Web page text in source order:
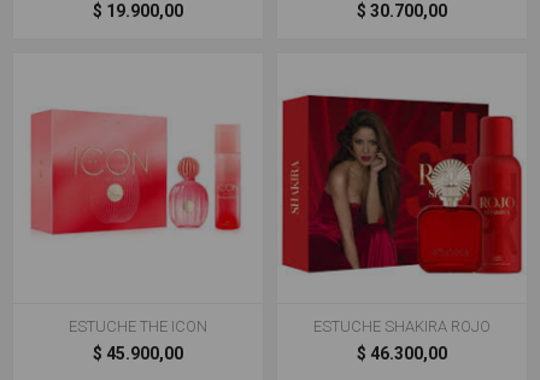
$ 19.900,00 $ 30.700,00
ESTUCHE THE ICON
$ 45.900,00
ESTUCHE SHAKIRA ROJO
$ 46.300,00